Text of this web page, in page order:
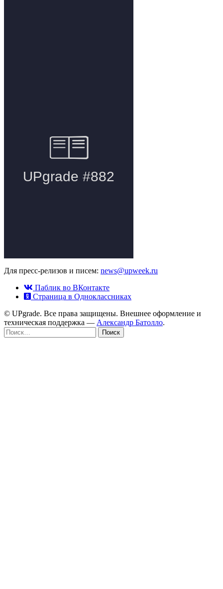
Для пресс-релизов и писем: news@upweek.ru
Паблик во ВКонтакте
Страница в Одноклассниках
© UPgrade. Все права защищены. Внешнее оформление и
техническая поддержка — Александр Батолло.
Найти: